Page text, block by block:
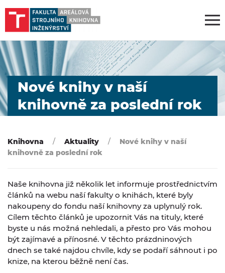
Nové knihy v naší
knihovně za poslední rok
Knihovna Aktuality
Nové knihy v naší
knihovně za poslední rok
Naše knihovna již několik let informuje prostřednictvím
článků na webu naší fakulty o knihách, které byly
nakoupeny do fondu naší knihovny za uplynulý rok.
Cílem těchto článků je upozornit Vás na tituly, které
byste u nás možná nehledali, a přesto pro Vás mohou
být zajímavé a přínosné. V těchto prázdninových
dnech se také najdou chvíle, kdy se podaří sáhnout i po
knize, na kterou běžně není čas.